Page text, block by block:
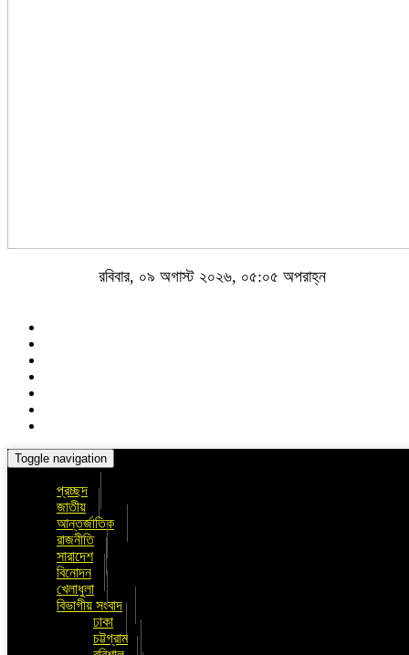
রবিবার, ০৯ অগাস্ট ২০২৬, ০৫:০৫ অপরাহ্ন
Toggle navigation
প্রচ্ছদ
জাতীয়
আন্তর্জাতিক
রাজনীতি
সারাদেশ
বিনোদন
খেলাধুলা
বিভাগীয় সংবাদ
ঢাকা
চট্টগ্রাম